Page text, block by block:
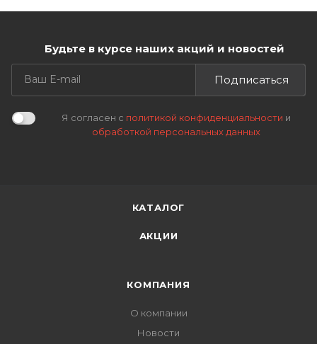
Будьте в курсе наших акций и новостей
Подписаться
Я согласен с политикой конфиденциальности и
обработкой персональных данных
КАТАЛОГ
АКЦИИ
КОМПАНИЯ
О компании
Новости